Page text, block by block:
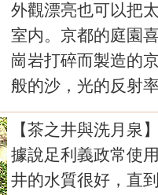
外觀漂亮也可以把
室内。京都的庭園
崗岩打碎而製造的
般的沙，光的反射
【茶之井與洗月泉
據說足利義政常使
井的水質很好，直